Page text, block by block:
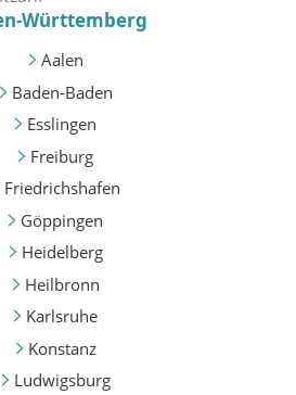
Württemberg
Aalen
Baden-Baden
Esslingen
Freiburg
Friedrichshafen
Göppingen
Heidelberg
Heilbronn
Karlsruhe
Konstanz
Ludwigsburg